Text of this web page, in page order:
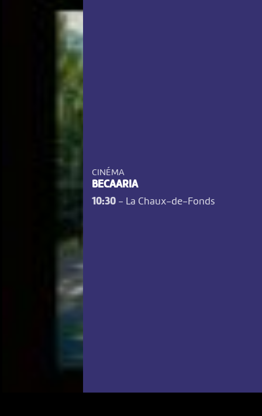
CINÉMA
BECAARIA
10:30- La Chaux-de-Fonds